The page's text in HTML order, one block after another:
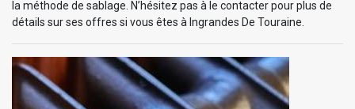
la méthode de sablage. N’hésitez pas à le contacter pour plus de
détails sur ses offres si vous êtes à Ingrandes De Touraine.